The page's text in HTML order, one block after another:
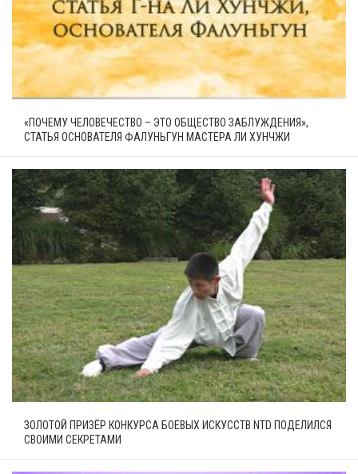
«ПОЧЕМУ ЧЕЛОВЕЧЕСТВО – ЭТО ОБЩЕСТВО ЗАБЛУЖДЕНИЯ»,
СТАТЬЯ ОСНОВАТЕЛЯ ФАЛУНЬГУН МАСТЕРА ЛИ ХУНЧЖИ
ЗОЛОТОЙ ПРИЗЁР КОНКУРСА БОЕВЫХ ИСКУССТВ NTD ПОДЕЛИЛСЯ
СВОИМИ СЕКРЕТАМИ